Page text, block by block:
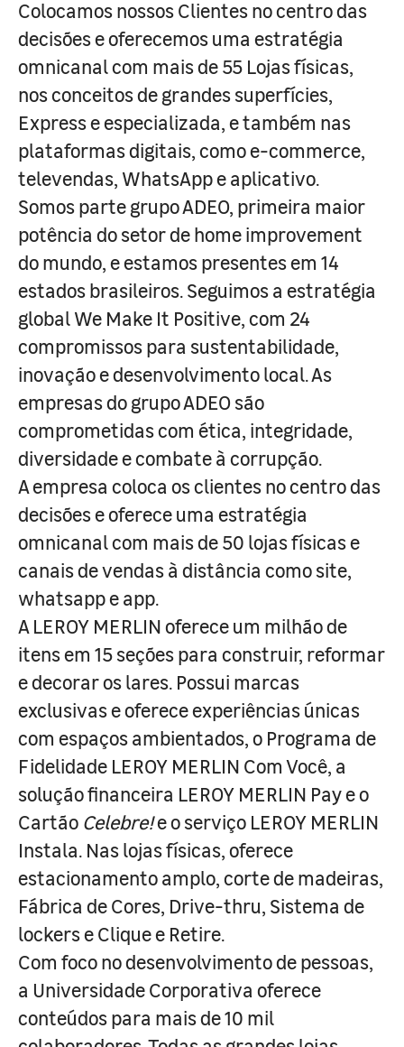
Colocamos nossos Clientes no centro das
decisões e oferecemos uma estratégia
omnicanal com mais de 55 Lojas físicas,
nos conceitos de grandes superfícies,
Express e especializada, e também nas
plataformas digitais, como e-commerce,
televendas, WhatsApp e aplicativo.
Somos parte grupo ADEO, primeira maior
potência do setor de home improvement
do mundo, e estamos presentes em 14
estados brasileiros. Seguimos a estratégia
global We Make It Positive, com 24
compromissos para sustentabilidade,
inovação e desenvolvimento local. As
empresas do grupo ADEO são
comprometidas com ética, integridade,
diversidade e combate à corrupção.
A empresa coloca os clientes no centro das
decisões e oferece uma estratégia
omnicanal com mais de 50 lojas físicas e
canais de vendas à distância como site,
whatsapp e app.
A LEROY MERLIN oferece um milhão de
itens em 15 seções para construir, reformar
e decorar os lares. Possui marcas
exclusivas e oferece experiências únicas
com espaços ambientados, o Programa de
Fidelidade LEROY MERLIN Com Você, a
solução financeira LEROY MERLIN Pay e o
Cartão Celebre!e o serviço LEROY MERLIN
Instala. Nas lojas físicas, oferece
estacionamento amplo, corte de madeiras,
Fábrica de Cores, Drive-thru, Sistema de
lockers e Clique e Retire.
Com foco no desenvolvimento de pessoas,
a Universidade Corporativa oferece
conteúdos para mais de 10 mil